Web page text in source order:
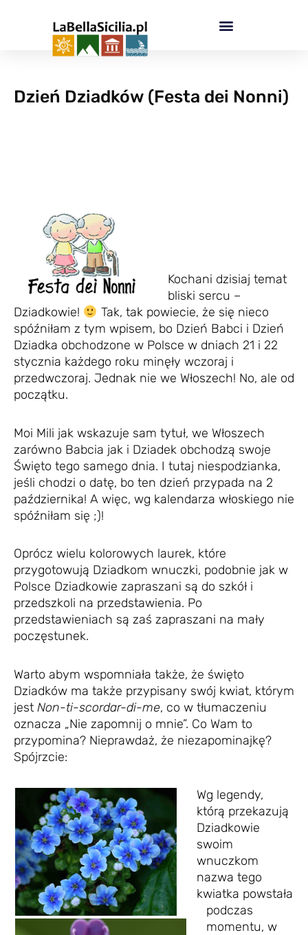
Dzień Dziadków (Festa dei Nonni)
Kochani dzisiaj temat
bliski sercu –
Dziadkowie!
Tak, tak powiecie, że się nieco
spóźniłam z tym wpisem, bo Dzień Babci i Dzień
Dziadka obchodzone w Polsce w dniach 21 i 22
stycznia każdego roku minęły wczoraj i
przedwczoraj. Jednak nie we Włoszech! No, ale od
początku.
Moi Mili jak wskazuje sam tytuł, we Włoszech
zarówno Babcia jak i Dziadek obchodzą swoje
Święto tego samego dnia. I tutaj niespodzianka,
jeśli chodzi o datę, bo ten dzień przypada na 2
października! A więc, wg kalendarza włoskiego nie
spóźniłam się ;)!
Oprócz wielu kolorowych laurek, które
przygotowują Dziadkom wnuczki, podobnie jak w
Polsce Dziadkowie zapraszani są do szkół i
przedszkoli na przedstawienia. Po
przedstawieniach są zaś zapraszani na mały
poczęstunek.
Warto abym wspomniała także, że święto
Dziadków ma także przypisany swój kwiat, którym
jest Non-ti-scordar-di-me, co w tłumaczeniu
oznacza „Nie zapomnij o mnie”. Co Wam to
przypomina? Nieprawdaż, że niezapominajkę?
Spójrzcie:
Wg legendy,
którą przekazują
Dziadkowie
swoim
wnuczkom
nazwa tego
kwiatka powstała
podczas
momentu, w